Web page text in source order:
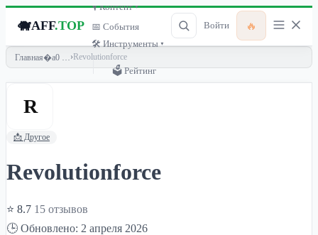
🐗AFF.TOP
🎙 Контент ▾
📅 События
🛠 Инструменты ▾
🗳 Рейтинг
Войти 🔥
Главная › Revolutionforce
R
📩 Другое
Revolutionforce
⭐ 8.7 15 отзывов
🕒 Обновлено: 2 апреля 2026